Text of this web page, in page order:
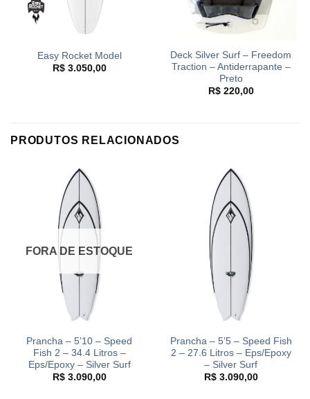
Easy Rocket Model
R$3.050,00
Deck Silver Surf – Freedom
Traction – Antiderrapante –
Preto
R$220,00
PRODUTOS RELACIONADOS
FORA DE ESTOQUE
Prancha – 5’10 – Speed
Fish 2 – 34.4 Litros –
Eps/Epoxy – Silver Surf
R$3.090,00
Prancha – 5’5 – Speed Fish
2 – 27.6 Litros – Eps/Epoxy
– Silver Surf
R$3.090,00